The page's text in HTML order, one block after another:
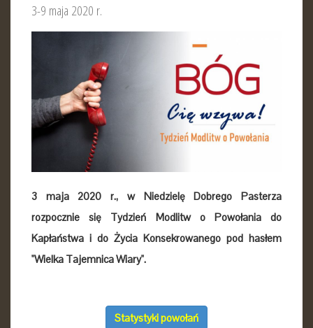
3-9 maja 2020 r.
3 maja 2020 r., w Niedzielę Dobrego Pasterza
rozpocznie się Tydzień Modlitw o Powołania do
Kapłaństwa i do Życia Konsekrowanego pod hasłem
"Wielka Tajemnica Wiary".
Statystyki powołań